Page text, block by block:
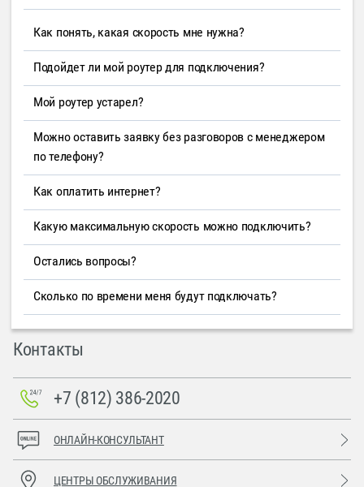
Как понять, какая скорость мне нужна?
Подойдет ли мой роутер для подключения?
Мой роутер устарел?
Можно оставить заявку без разговоров с менеджером
по телефону?
Как оплатить интернет?
Какую максимальную скорость можно подключить?
Остались вопросы?
Сколько по времени меня будут подключать?
Контакты
+7 (812) 386-2020
ОНЛАЙН-КОНСУЛЬТАНТ
ЦЕНТРЫ ОБСЛУЖИВАНИЯ